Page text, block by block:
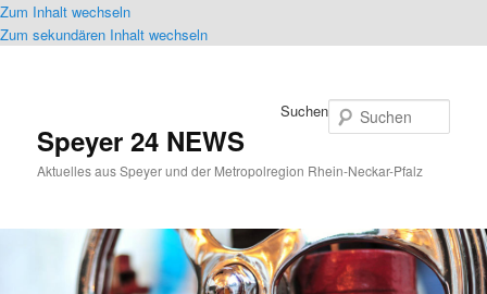
Zum Inhalt wechseln
Zum sekundären Inhalt wechseln
Speyer 24 NEWS
Aktuelles aus Speyer und der Metropolregion Rhein-Neckar-Pfalz
Suchen